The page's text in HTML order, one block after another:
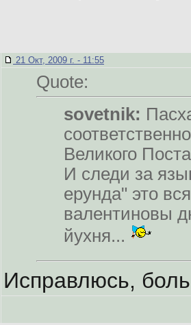
21 Окт, 2009 г. - 11:55
Quote:
sovetnik:
Великого
И следи за
ерунда" это
валентиновы
йухня...
Исправлюсь,